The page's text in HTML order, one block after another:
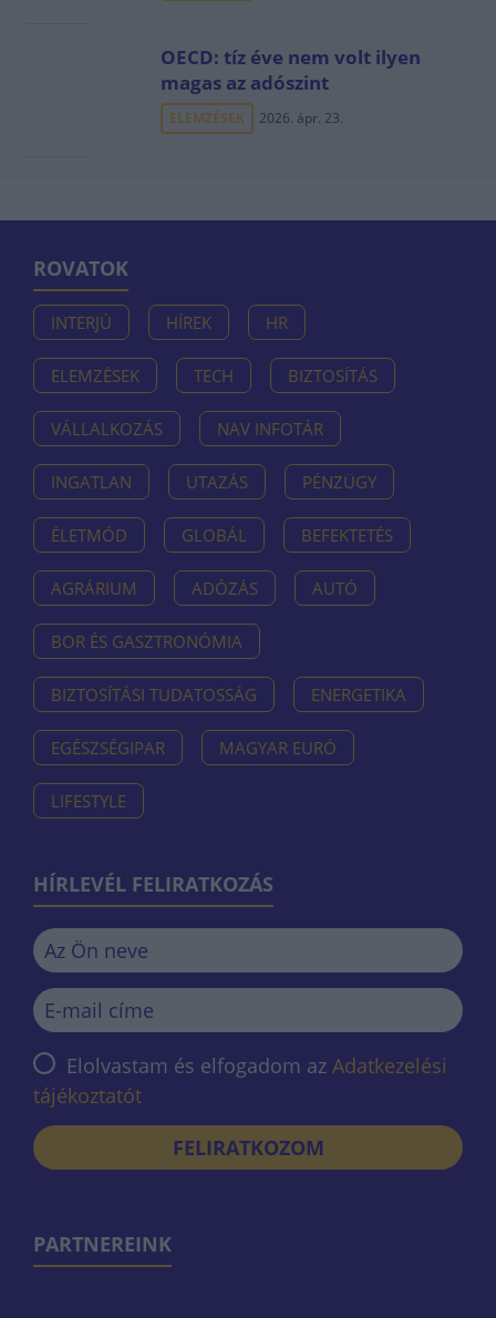
OECD: tíz éve nem volt ilyen
magas az adószint
ELEMZÉSEK 2026. ápr. 23.
ROVATOK
INTERJÚ HÍREK HR
ELEMZÉSEK TECH BIZTOSÍTÁS
VÁLLALKOZÁS NAV INFOTÁR
INGATLAN UTAZÁS PÉNZÜGY
ÉLETMÓD GLOBÁL BEFEKTETÉS
AGRÁRIUM ADÓZÁS AUTÓ
BOR ÉS GASZTRONÓMIA
BIZTOSÍTÁSI TUDATOSSÁG ENERGETIKA
EGÉSZSÉGIPAR MAGYAR EURÓ
LIFESTYLE
HÍRLEVÉL FELIRATKOZÁS
Elolvastam és elfogadom az Adatkezelési
tájékoztatót
FELIRATKOZOM
PARTNEREINK